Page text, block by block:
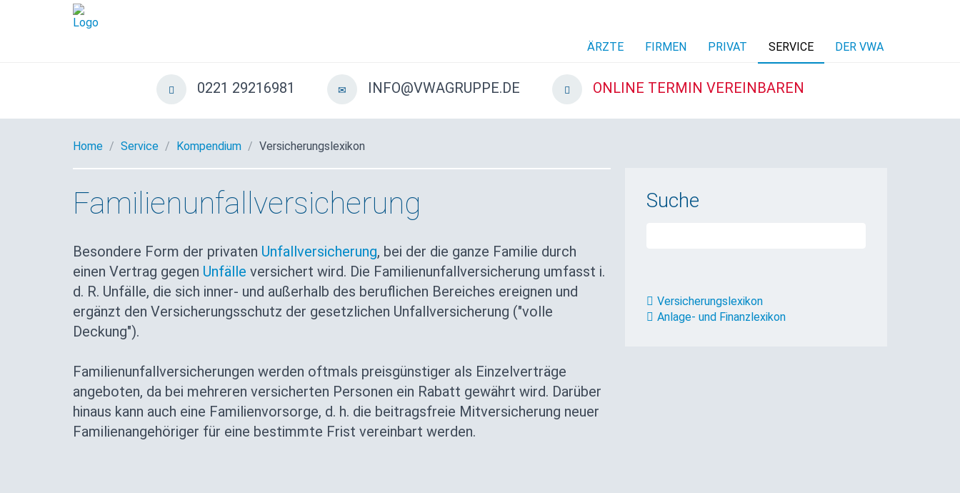
ÄRZTE FIRMEN PRIVAT SERVICE DER VWA
0221 29216981 INFO@VWAGRUPPE.DE ONLINE TERMIN VEREINBAREN
Home Service Kompendium Versicherungslexikon
Familienunfallversicherung
Besondere Form der privaten Unfallversicherung, bei der die ganze Familie durch
einen Vertrag gegen Unfälle versichert wird. Die Familienunfallversicherung umfasst i.
d. R. Unfälle, die sich inner- und außerhalb des beruflichen Bereiches ereignen und
ergänzt den Versicherungsschutz der gesetzlichen Unfallversicherung ("volle
Deckung").
Familienunfallversicherungen werden oftmals preisgünstiger als Einzelverträge
angeboten, da bei mehreren versicherten Personen ein Rabatt gewährt wird. Darüber
hinaus kann auch eine Familienvorsorge, d. h. die beitragsfreie Mitversicherung neuer
Familienangehöriger für eine bestimmte Frist vereinbart werden.
Suche
Versicherungslexikon
Anlage- und Finanzlexikon